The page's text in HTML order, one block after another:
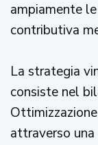
ampiamente
contributiva
La strategia
consiste nel
attraverso